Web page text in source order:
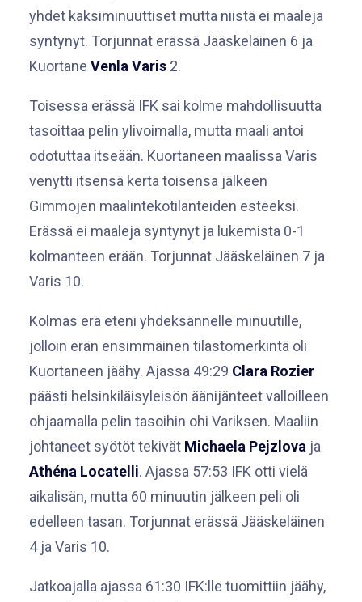
yhdet kaksiminuuttiset mutta niistä ei maaleja
syntynyt. Torjunnat erässä Jääskeläinen 6 ja
Kuortane Venla Varis 2.
Toisessa erässä IFK sai kolme mahdollisuutta
tasoittaa pelin ylivoimalla, mutta maali antoi
odotuttaa itseään. Kuortaneen maalissa Varis
venytti itsensä kerta toisensa jälkeen
Gimmojen maalintekotilanteiden esteeksi.
Erässä ei maaleja syntynyt ja lukemista 0-1
kolmanteen erään. Torjunnat Jääskeläinen 7 ja
Varis 10.
Kolmas erä eteni yhdeksännelle minuutille,
jolloin erän ensimmäinen tilastomerkintä oli
Kuortaneen jäähy. Ajassa 49:29 Clara Rozier
päästi helsinkiläisyleisön äänijänteet valloilleen
ohjaamalla pelin tasoihin ohi Variksen. Maaliin
johtaneet syötöt tekivät Michaela Pejzlova ja
Athéna Locatelli. Ajassa 57:53 IFK otti vielä
aikalisän, mutta 60 minuutin jälkeen peli oli
edelleen tasan. Torjunnat erässä Jääskeläinen
4 ja Varis 10.
Jatkoajalla ajassa 61:30 IFK:lle tuomittiin jäähy,